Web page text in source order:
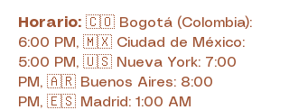
Horario: 🇨🇴 Bogotá (Colombia):
6:00 PM , 🇲🇽 Ciudad de México:
5:00 PM , 🇺🇸 Nueva York: 7:00
PM , 🇦🇷 Buenos Aires: 8:00
PM , 🇪🇸 Madrid: 1:00 AM